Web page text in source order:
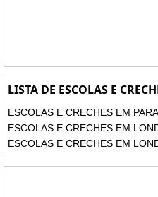
LISTA DE ESCOLAS E
ESCOLAS E CRECHES EM
ESCOLAS E CRECHES EM
ESCOLAS E CRECHES EM